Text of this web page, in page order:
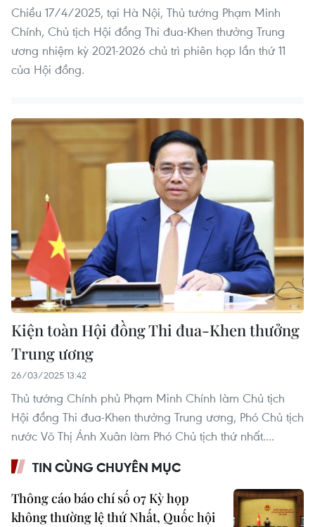
Chiều 17/4/2025, tại Hà Nội, Thủ tướng Phạm Minh
Chính, Chủ tịch Hội đồng Thi đua-Khen thưởng Trung
ương nhiệm kỳ 2021-2026 chủ trì phiên họp lần thứ 11
của Hội đồng.
Kiện toàn Hội đồng Thi đua-Khen thưởng
Trung ương
26/03/2025 13:42
Thủ tướng Chính phủ Phạm Minh Chính làm Chủ tịch
Hội đồng Thi đua-Khen thưởng Trung ương, Phó Chủ tịch
nước Võ Thị Ánh Xuân làm Phó Chủ tịch thứ nhất....
TIN CÙNG CHUYÊN MỤC
Thông cáo báo chí số 07 Kỳ họp
không thường lệ thứ Nhất, Quốc hội